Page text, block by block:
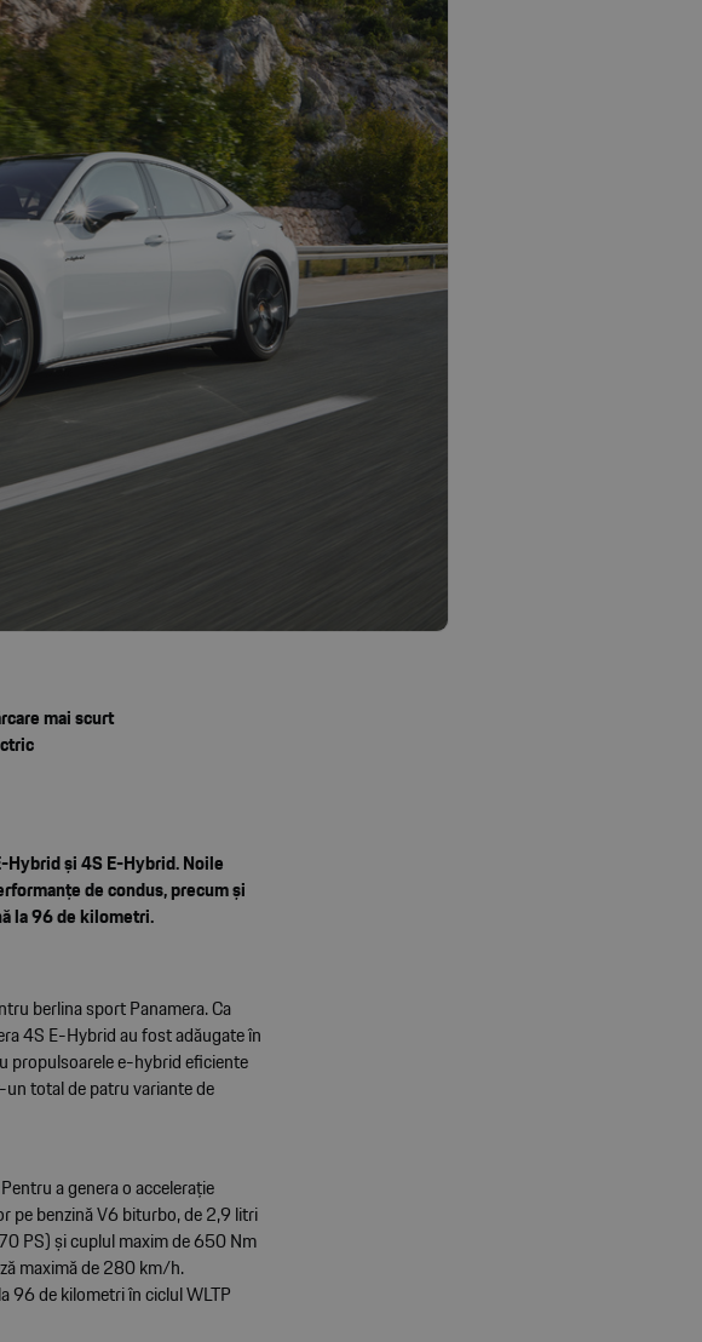
mai scurt
Hybrid și 4S E-Hybrid. Noile
de condus, precum și
la 96 de kilometri.
berlina sport Panamera. Ca
4S E-Hybrid au fost adăugate în
propulsoarele e-hybrid eficiente
total de patru variante de
a genera o accelerație
pe benzină V6 biturbo, de 2,9 litri
PS) și cuplul maxim de 650 Nm
maximă de 280 km/h.
96 de kilometri în ciclul WLTP